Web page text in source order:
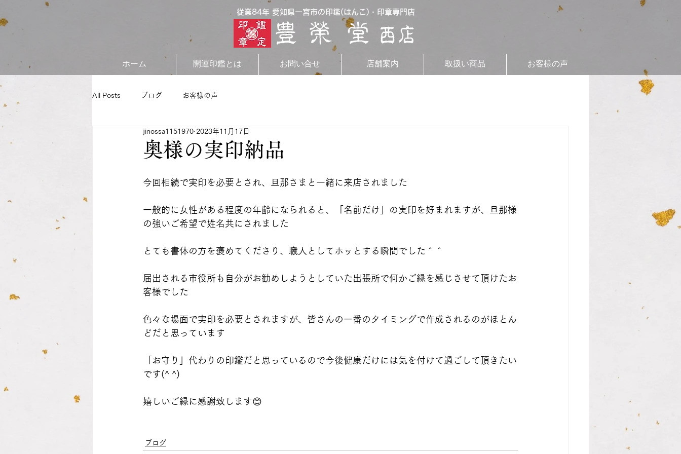
従業84年 愛知県一宮市の印鑑(はんこ)・印章専門店
ホーム 開運印鑑とは お問い合せ 店舗案内 取扱い商品 お客様の声
All Posts ブログ お客様の声
奥様の実印納品
jinossa1151970 2023年11月17日
今回相続で実印を必要とされ、旦那さまと一緒に来店されました
一般的に女性がある程度の年齢になられると、「名前だけ」の実印を好まれますが、旦那様
の強いご希望で姓名共にされました
とても書体の方を褒めてくださり、職人としてホッとする瞬間でした＾＾
届出される市役所も自分がお勧めしようとしていた出張所で何かご縁を感じさせて頂けたお
客様でした
色々な場面で実印を必要とされますが、皆さんの一番のタイミングで作成されるのがほとん
どだと思っています
「お守り」代わりの印鑑だと思っているので今後健康だけには気を付けて過ごして頂きたい
です(^ ^)
嬉しいご縁に感謝致します😊
ブログ